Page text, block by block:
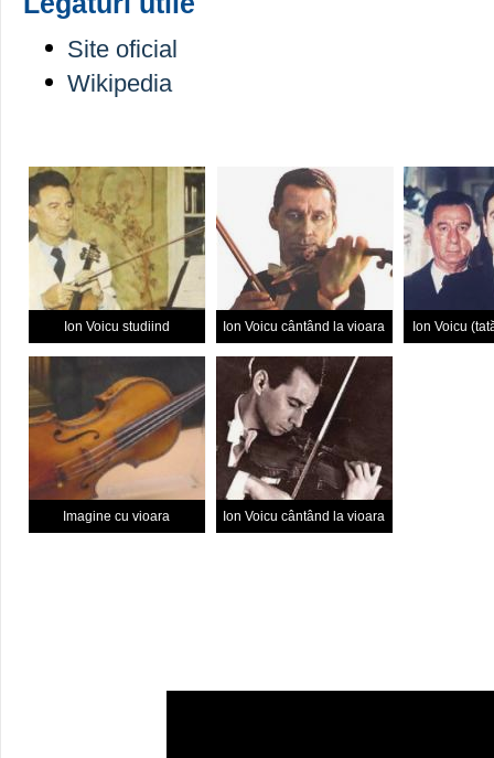
Site oficial
Wikipedia
Ion Voicu studiind
Ion Voicu cântând la vioara
Ion Voicu
Imagine cu vioara
Ion Voicu cântând la vioara